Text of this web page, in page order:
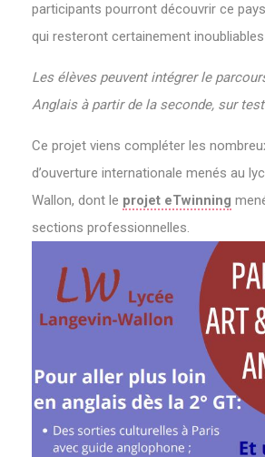
participants pourront découvrir ce
qui resteront certainement
Les élèves peuvent intégrer le
Anglais à partir de la seconde, sur
Ce projet viens compléter les
d’ouverture internationale menés au
Wallon, dont le projet eTwinning
sections professionnelles.